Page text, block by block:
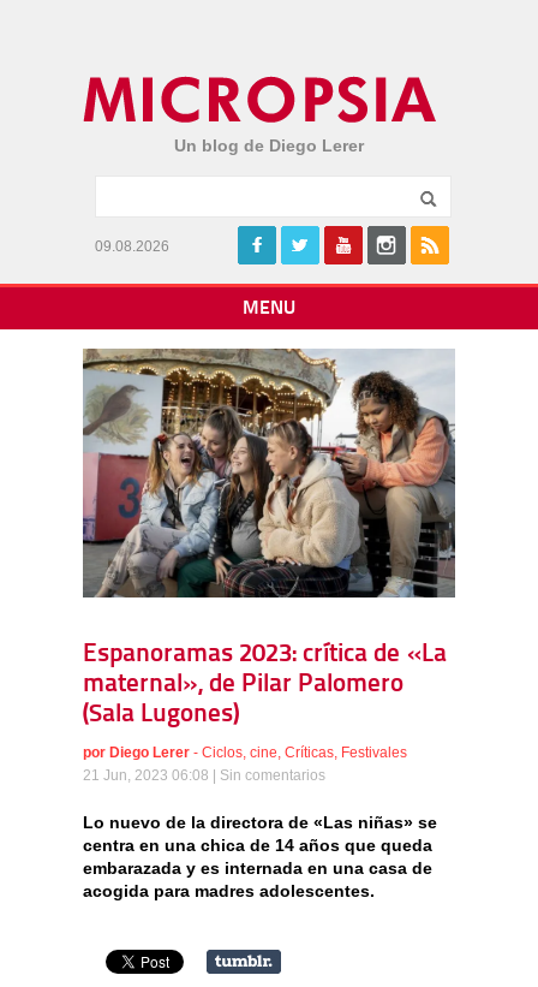
Un blog de Diego Lerer
09.08.2026
MENU
Espanoramas 2023: crítica de «La
maternal», de Pilar Palomero
(Sala Lugones)
por Diego Lerer - Ciclos, cine, Críticas, Festivales
21 Jun, 2023 06:08 | Sin comentarios
Lo nuevo de la directora de «Las niñas» se
centra en una chica de 14 años que queda
embarazada y es internada en una casa de
acogida para madres adolescentes.